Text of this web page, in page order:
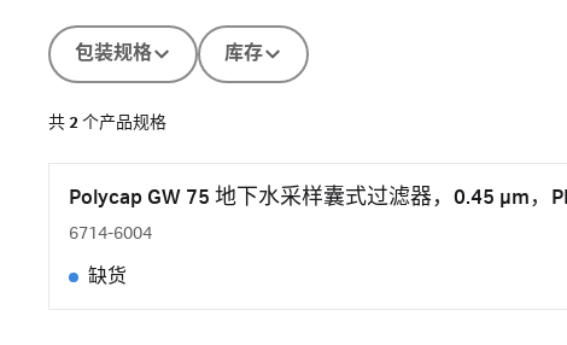
包装规格 库存
共 2 个产品规格
Polycap GW 75 地下水采样囊式过滤器，0.45 μm，
6714-6004
缺货